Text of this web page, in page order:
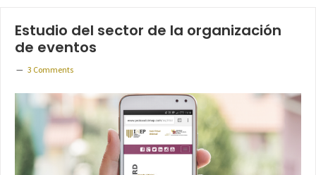
Estudio del sector de la organización
de eventos
3 Comments